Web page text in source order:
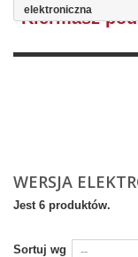
elektroniczna
"Kiermasz
WERSJA
Jest 6 produktów.
Sortuj wg